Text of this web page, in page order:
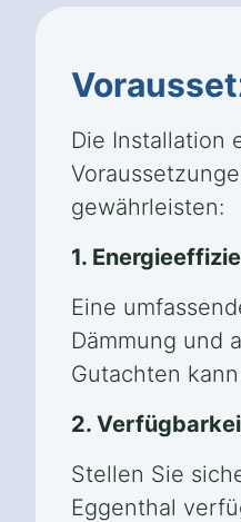
Die Installation
gewährleisten:
1.
Eine
Dämmung und
Gutachten
2.
Stellen Sie
Eggenthal